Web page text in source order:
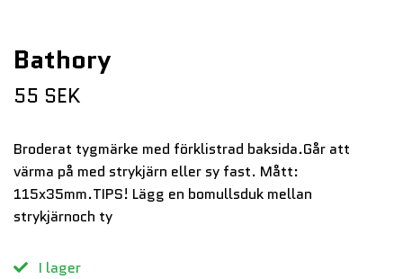
Bathory
55 SEK
Broderat tygmärke med förklistrad baksida.Går att
värma på med strykjärn eller sy fast. Mått:
115x35mm.TIPS! Lägg en bomullsduk mellan
strykjärnoch ty
I lager